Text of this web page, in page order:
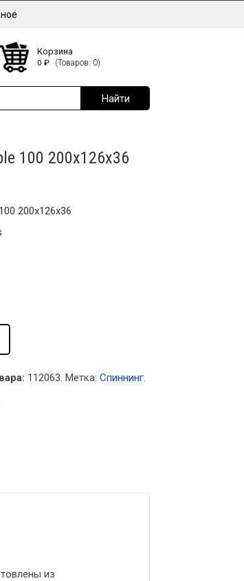
Корзина
0 ₽ (Товаров: 0)
100 200х126х36
200х126х36
112063. Метка: Спиннинг.
из